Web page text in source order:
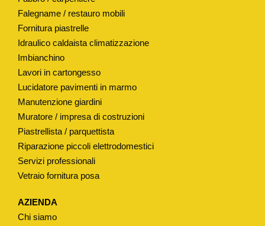
E
M
O
C
G
N
O
Falegname / restauro mobili
Fornitura piastrelle
Idraulico caldaista climatizzazione
Imbianchino
Lavori in cartongesso
Lucidatore pavimenti in marmo
Manutenzione giardini
Muratore / impresa di costruzioni
Piastrellista / parquettista
Riparazione piccoli elettrodomestici
Servizi professionali
Vetraio fornitura posa
AZIENDA
Chi siamo